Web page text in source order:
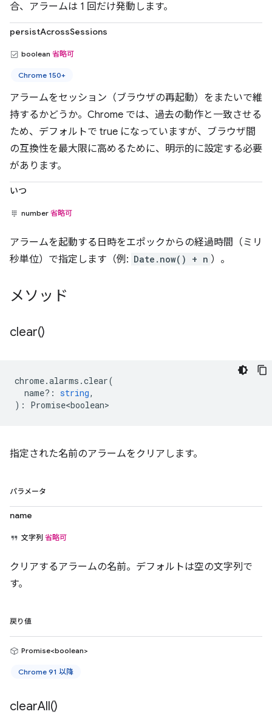
合、アラームは 1 回だけ発動します。
persistAcrossSessions
boolean 省略可
Chrome 150+
アラームをセッション（ブラウザの再起動）をまたいで維
持するかどうか。Chrome では、過去の動作と一致させる
ため、デフォルトで true になっていますが、ブラウザ間
の互換性を最大限に高めるために、明示的に設定する必要
があります。
いつ
number 省略可
アラームを起動する日時をエポックからの経過時間（ミリ
秒単位）で指定します（例: Date.now() + n ）。
メソッド
clear()
chrome.alarms .clear(
name? : string,
) : Promise<boolean>
指定された名前のアラームをクリアします。
パラメータ
name
文字列 省略可
クリアするアラームの名前。デフォルトは空の文字列で
す。
戻り値
Promise<boolean>
Chrome 91 以降
clearAll()